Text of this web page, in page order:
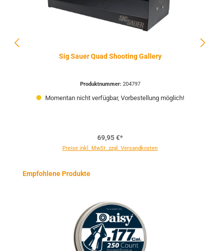
Sig Sauer Quad Shooting Gallery
Produktnummer: 204797
Momentan nicht verfügbar, Vorbestellung möglich!
69,95 €*
Preise inkl. MwSt. zzgl. Versandkosten
Produktgalerie überspringen
Empfohlene Produkte